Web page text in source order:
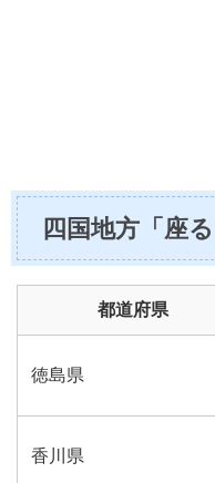
四国地方「座
都道府県
徳島県
香川県